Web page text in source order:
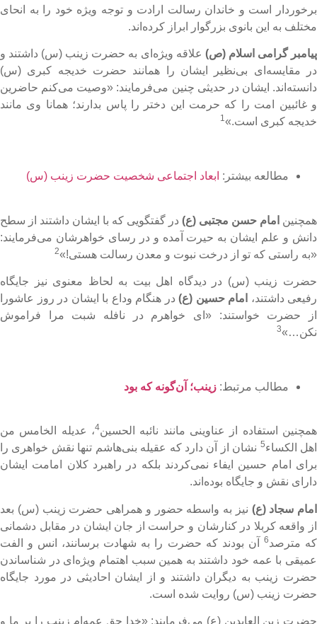
است و خاندان رسالت ارادت و توجه ویژه خود را به انحای
به این بانوی بزرگوار ابراز کرده‌اند.
گرامی اسلام (ص)علاقه ویژه‌‌ای به حضرت زینب (س) داشتند و
مقایسه‌ای بی‌نظیر ایشان را همانند حضرت خدیجه کبری (س)
ایشان در حدیثی چنین می‌فرمایند: «وصیت می‌کنم حاضرین
غائبین امت را که حرمت این دختر را پاس بدارند؛ همانا وی مانند
کبری است.»1
مطالعه بیشتر: ابعاد اجتماعی شخصیت حضرت زینب (س)
امام حسن مجتبی (ع)در گفتگویی که با ایشان داشتند از سطح
و علم ایشان به حیرت آمده و در رسای خواهرشان می‌فرمایند:
راستی که تو از درخت نبوت و معدن رسالت هستی!»2
زینب (س) در دیدگاه اهل بیت به لحاظ معنوی نیز جایگاه
داشتند،
امام حسین (ع)در هنگام وداع با ایشان در روز عاشورا
حضرت خواستند: «ای خواهرم در نافله شبت مرا فراموش
3
مطالب مرتبط: زینب؛ آ‌ن‌گونه که بود
استفاده از عناوینی مانند نائبه الحسین 4، عدیله الخامس من
الکساء5نشان از آن دارد که عقیله بنی‌هاشم تنها نقش خواهری را
امام حسین ایفاء نمی‌کردند بلکه در راهبرد کلان امامت ایشان
نقش و جایگاه بوده‌اند.
سجاد (ع)نیز به واسطه حضور و همراهی حضرت زینب (س) بعد
واقعه کربلا در کنارشان و حراست از جان ایشان در مقابل دشمانی
مترصد 6آن بودند که حضرت را به شهادت برسانند، انس و الفت
با عمه خود داشتند به همین سبب اهتمام ویژه‌ای در شناساندن
زینب به دیگران داشتند و از ایشان احادیثی در مورد جایگاه
زینب (س) روایت شده است.
زین العابدین (ع) می‌فرمایند: «خدا حق عمه‌ام زینب را بر ما و